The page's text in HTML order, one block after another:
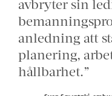
avbryter sin
anledning att
planering,
hållbarhet.”